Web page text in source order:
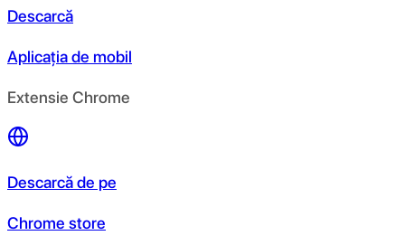
Descarcă
Aplicația de mobil
Extensie Chrome
Descarcă de pe
Chrome store